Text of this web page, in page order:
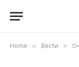
Home » Вести »